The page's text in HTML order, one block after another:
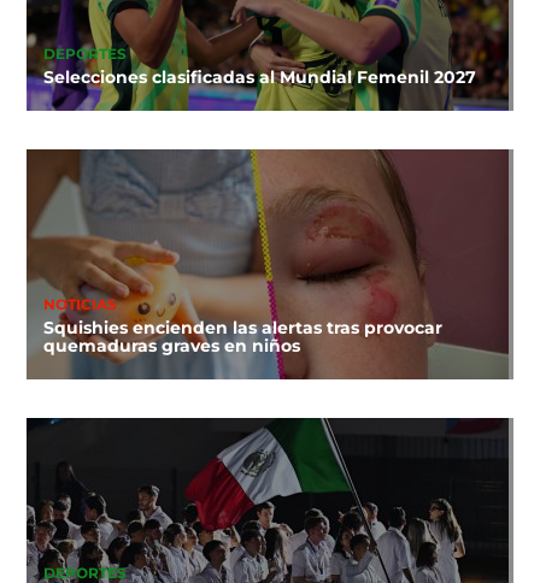
DEPORTES
Selecciones clasificadas al Mundial Femenil 2027
NOTICIAS
Squishies encienden las alertas tras provocar
quemaduras graves en niños
DEPORTES